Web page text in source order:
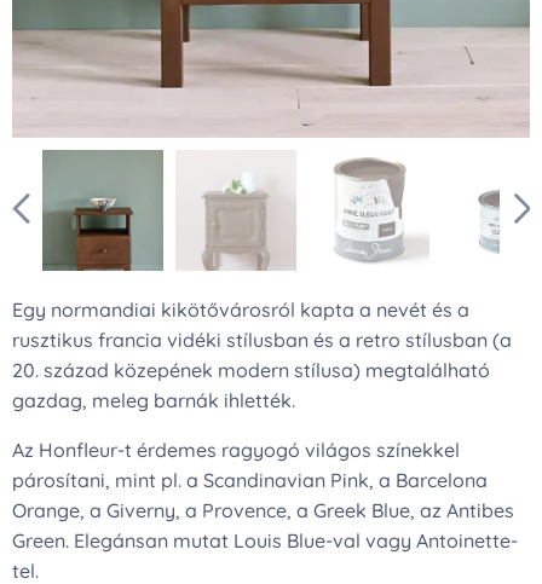
Egy normandiai kikötővárosról kapta a nevét és a
rusztikus francia vidéki stílusban és a retro stílusban (a
20. század közepének modern stílusa) megtalálható
gazdag, meleg barnák ihlették.
Az Honfleur-t érdemes ragyogó világos színekkel
párosítani, mint pl. a Scandinavian Pink, a Barcelona
Orange, a Giverny, a Provence, a Greek Blue, az Antibes
Green. Elegánsan mutat Louis Blue-val vagy Antoinette-
tel.